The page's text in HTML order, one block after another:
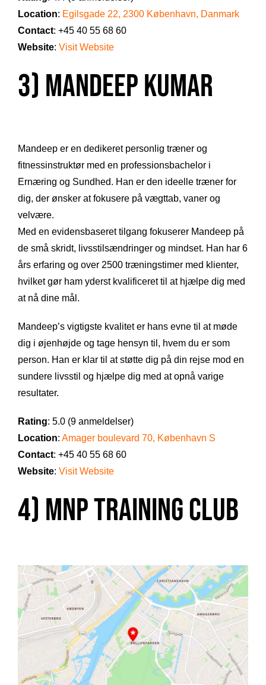
Location: Egilsgade 22, 2300 København, Danmark
Contact: +45 40 55 68 60
Website: Visit Website
3) Mandeep Kumar
Mandeep er en dedikeret personlig træner og
fitnessinstruktør med en professionsbachelor i
Ernæring og Sundhed. Han er den ideelle træner for
dig, der ønsker at fokusere på vægttab, vaner og
velvære.
Med en evidensbaseret tilgang fokuserer Mandeep på
de små skridt, livsstilsændringer og mindset. Han har 6
års erfaring og over 2500 træningstimer med klienter,
hvilket gør ham yderst kvalificeret til at hjælpe dig med
at nå dine mål.
Mandeep’s vigtigste kvalitet er hans evne til at møde
dig i øjenhøjde og tage hensyn til, hvem du er som
person. Han er klar til at støtte dig på din rejse mod en
sundere livsstil og hjælpe dig med at opnå varige
resultater.
Rating: 5.0 (9 anmeldelser)
Location: Amager boulevard 70, København S
Contact: +45 40 55 68 60
Website: Visit Website
4) MNP Training Club